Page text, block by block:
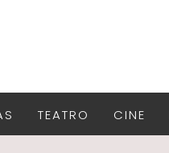
TEATRO CINE